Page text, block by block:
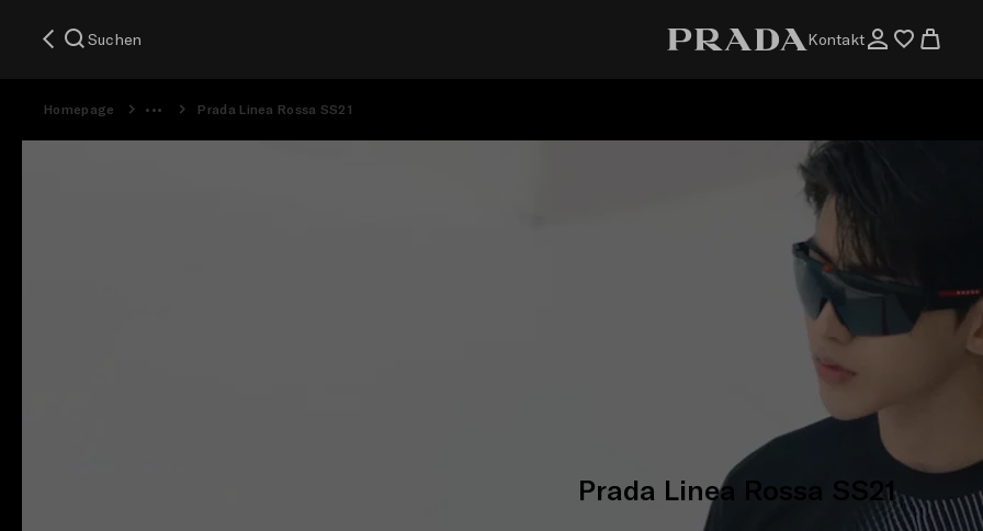
Suchen Kontakt
Homepage Prada Linea Rossa SS21
Prada Linea Rossa SS21